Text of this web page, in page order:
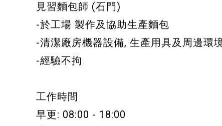
見習麵包師 (石門)
-於工場 製作及協助生產麵包
-清潔廠房機器設備, 生產用具及周邊環
-經驗不拘
工作時間
早更: 08:00 - 18:00